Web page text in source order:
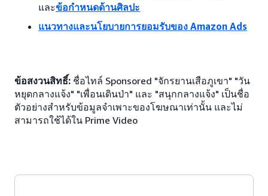
และข้อกำหนดด้านศิลปะ
แนวทางและนโยบายการยอมรับของ Amazon Ads
ข้อสงวนสิทธิ์: ชื่อไทล์ Sponsored "จักรยานเสือภูเขา" "วัน
หยุดกลางแจ้ง" "เพื่อนเดินป่า" และ "สนุกกลางแจ้ง" เป็นชื่อ
ตัวอย่างสำหรับข้อมูลจำเพาะของโฆษณาเท่านั้น และไม่
สามารถใช้ได้ใน Prime Video